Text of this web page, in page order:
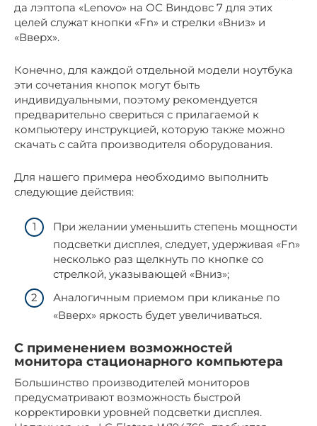
да лэптопа «Lenovo» на ОС Виндовс 7 для этих
целей служат кнопки «Fn» и стрелки «Вниз» и
«Вверх».
Конечно, для каждой отдельной модели ноутбука
эти сочетания кнопок могут быть
индивидуальными, поэтому рекомендуется
предварительно свериться с прилагаемой к
компьютеру инструкцией, которую также можно
скачать с сайта производителя оборудования.
Для нашего примера необходимо выполнить
следующие действия:
При желании уменьшить степень мощности
подсветки дисплея, следует, удерживая «Fn»
несколько раз щелкнуть по кнопке со
стрелкой, указывающей «Вниз»;
Аналогичным приемом при кликанье по
«Вверх» яркость будет увеличиваться.
С применением возможностей
монитора стационарного компьютера
Большинство производителей мониторов
предусматривают возможность быстрой
корректировки уровней подсветки дисплея.